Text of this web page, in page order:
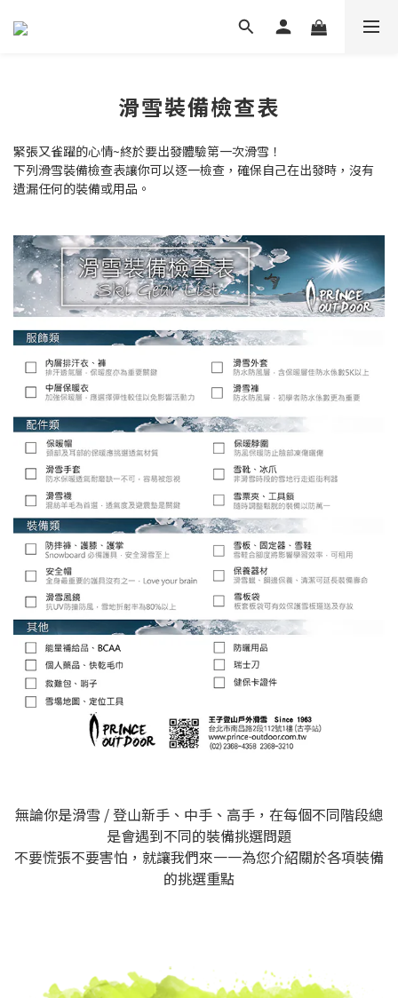
滑雪裝備檢查表
緊張又雀躍的心情~終於要出發體驗第一次滑雪！
下列滑雪裝備檢查表讓你可以逐一檢查，確保自己在出發時，沒有
遺漏任何的裝備或用品。
無論你是滑雪 / 登山新手、中手 、 高手，在每個不同階段總
是會遇到不同的裝備挑選問題
不要慌張不要害怕，就讓我們來一一為您介紹關於各項裝備
的挑選重點